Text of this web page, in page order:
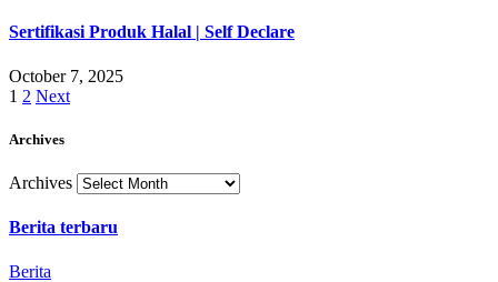
Sertifikasi Produk Halal | Self Declare
October 7, 2025
1 2 Next
Archives
Archives
Berita terbaru
Berita